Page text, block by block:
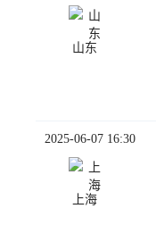
山东
2025-06-07 16:30
上海